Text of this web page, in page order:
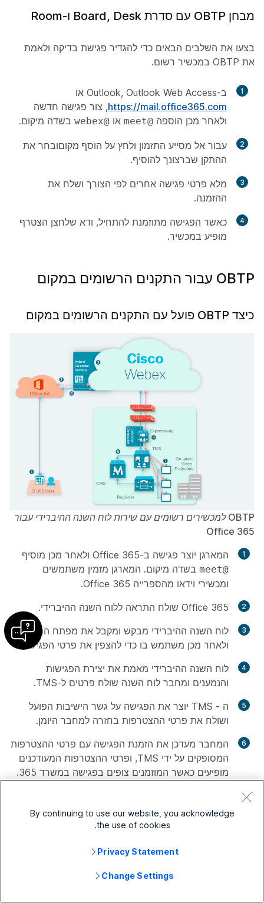
מבחן OBTP עם סדרת Board, Desk ו-Room
בצעו את השלבים הבאים כדי להגדיר פגישת בדיקה ולאמת
את OBTP במכשיר רשום.
1
ב-Outlook, Outlook Web Access או
https://mail.office365.com, צור פגישה חדשה
ולאחר מכן הוספה @meet או @webex בשדה מיקום.
2 עבור אל מסייע התזמון ולחץ על הוסף מקוםובחר את
ההתקן שברצונך להוסיף.
3
מלא פרטי פגישה אחרים לפי הצורך ושלח את
ההזמנה.
4 כאשר הפגישה מתוזמנת להתחיל, ודא שלחצן הצטרף
מופיע במכשיר.
OBTP עבור התקנים הרשומים במקום
כיצד OBTP פועל עם התקנים הרשומים במקום
OBTP למכשירים רשומים עם שירות לוח השנה ההיברידי עבור
Office 365
המארגן יוצר פגישה ב-Office 365 ולאחר מכן מוסיף
@meet בשדה מיקום. המארגן מזמין משתמשים
ומכשירי וידאו מהספרייה Office 365.
Office 365 שולח התראה ללוח השנה ההיברידי.
לוח השנה ההיברידי מבקש ומקבל את מפתח ההצפנה,
ולאחר מכן משתמש בו כדי להצפין את פרטי הפגישה.
לוח השנה ההיברידי מאמת את יצירת הפגישות
והנמענים ומחבר לוח השנה שולח פרטים ל-TMS.
ה - TMS יוצר את הפגישה על גשר הישיבות הפועל
ושולח את פרטי ההצטרפות בחזרה למחבר היומן.
המחבר מעדכן את הזמנת הפגישה עם פרטי ההצטרפות
המסופקים על ידי TMS, ופרטי ההצטרפות המעודכנים
מופיעים כאשר המוזמנים צופים בפגישה במשרד 365.
לפגישה מקבלים את פרטי ה - Webex ומצטרפים
Cisco TMSXE אינה חלק משילוב זה. מחבר
By continuing to use our website, you acknowledge
the use of cookies.
Privacy Statement
Change Settings